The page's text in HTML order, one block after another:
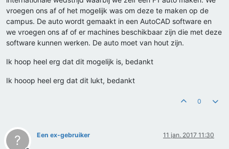
vroegen ons af of het mogelijk was om deze te maken op de
campus. De auto wordt gemaakt in een AutoCAD software en
we vroegen ons af of er machines beschikbaar zijn die met deze
software kunnen werken. De auto moet van hout zijn.
Ik hoop heel erg dat dit mogelijk is, bedankt
Ik hooop heel erg dat dit lukt, bedankt
0
? Een ex-gebruiker 11 jan. 2017 11:30